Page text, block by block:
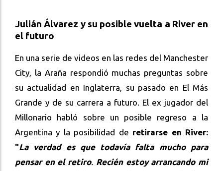
Julián Álvarez y su posible vuelta a River en
el futuro
En una serie de videos en las redes del Manchester
City, la Araña respondió muchas preguntas sobre
su actualidad en Inglaterra, su pasado en El Más
Grande y de su carrera a futuro. El ex jugador del
Millonario habló sobre un posible regreso a la
Argentina y la posibilidad de retirarse en River:
"La verdad es que todavía falta mucho para
pensar en el retiro. Recién estoy arrancando mi